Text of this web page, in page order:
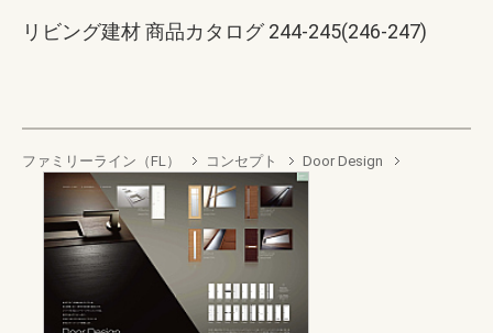
リビング建材 商品カタログ 244-245(246-247)
ファミリーライン（FL） コンセプト Door Design